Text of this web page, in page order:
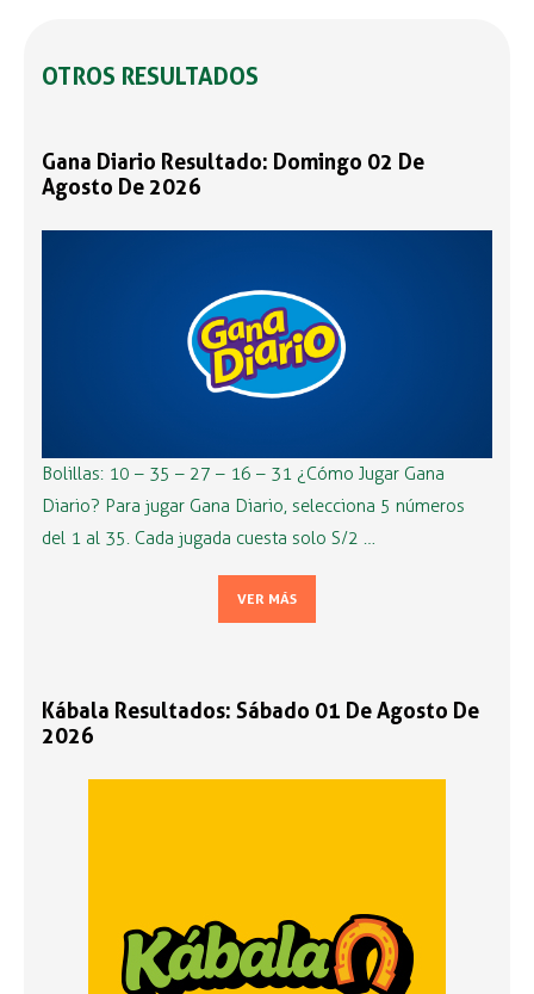
OTROS RESULTADOS
Gana Diario Resultado: Domingo 02 De
Agosto De 2026
Bolillas: 10 – 35 – 27 – 16 – 31 ¿Cómo Jugar Gana
Diario? Para jugar Gana Diario, selecciona 5 números
del 1 al 35. Cada jugada cuesta solo S/2 …
VER MÁS
Kábala Resultados: Sábado 01 De Agosto De
2026